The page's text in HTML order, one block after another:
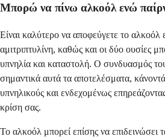
Μπορώ να πίνω αλκοόλ ενώ
Είναι καλύτερο να αποφεύγετε το αλκοόλ
αμιτριπτυλίνη, καθώς και οι δύο ουσίες
υπνηλία και καταστολή. Ο συνδυασμός
σημαντικά αυτά τα αποτελέσματα,
υπνηλικούς και ενδεχομένως
κρίση σας.
Το αλκοόλ μπορεί επίσης να επιδεινώσει